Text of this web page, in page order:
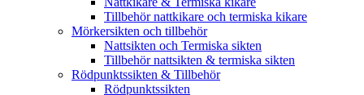
Tillbehör nattkikare och termiska kikare
Mörkersikten och tillbehör
Nattsikten och Termiska sikten
Tillbehör nattsikten & termiska sikten
Rödpunktssikten & Tillbehör
Rödpunktssikten